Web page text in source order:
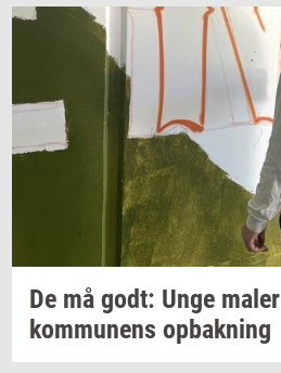
De må godt: Unge maler
kom­mu­nens op­bak­ning